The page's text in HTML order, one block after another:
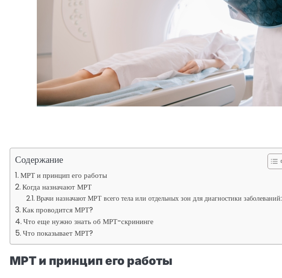
Содержание
МРТ и принцип его работы
Когда назначают МРТ
Врачи назначают МРТ всего тела или отдельных зон для диагностики заболеваний:
Как проводится МРТ?
Что еще нужно знать об МРТ-скрининге
Что показывает МРТ?
МРТ и принцип его работы